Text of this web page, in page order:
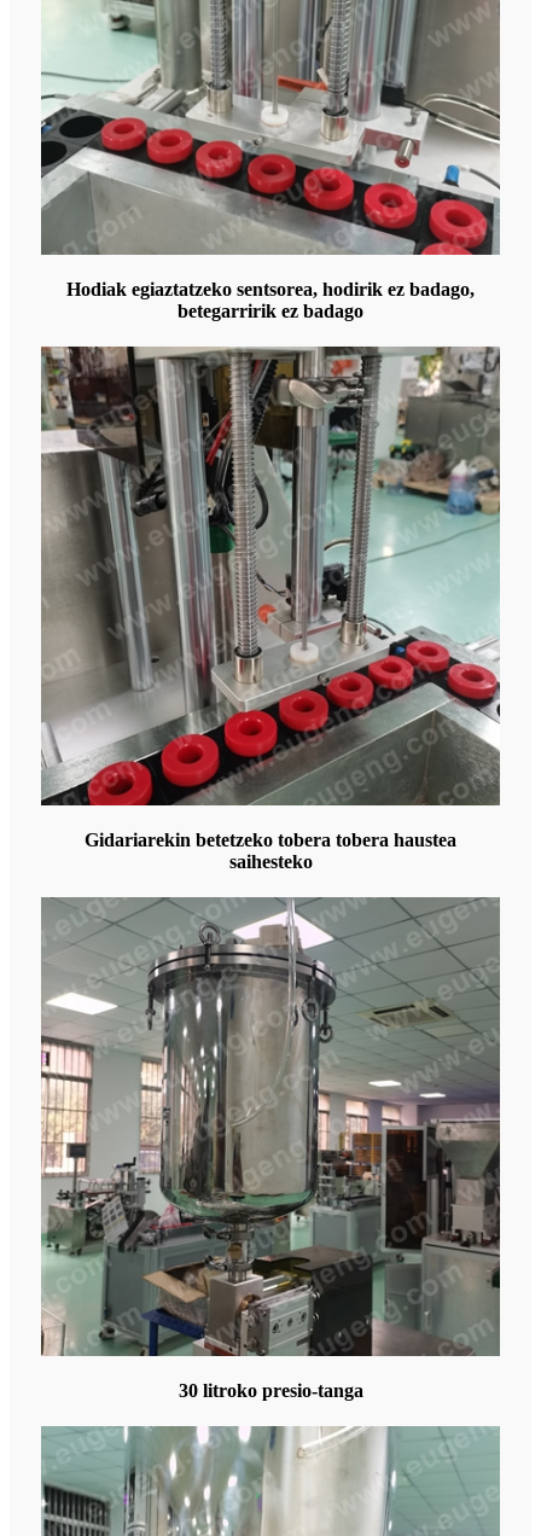
Hodiak egiaztatzeko sentsorea, hodirik ez badago,
betegarririk ez badago
Gidariarekin betetzeko tobera tobera haustea
saihesteko
30 litroko presio-tanga